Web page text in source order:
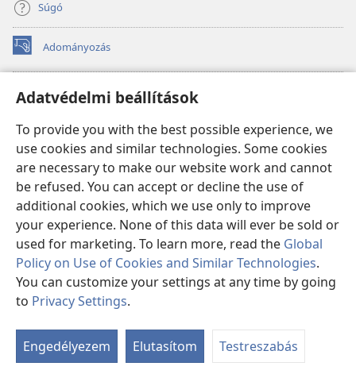
Adatvédelmi beállítások
To provide you with the best possible experience, we
use cookies and similar technologies. Some cookies
are necessary to make our website work and cannot
be refused. You can accept or decline the use of
additional cookies, which we use only to improve
your experience. None of this data will ever be sold or
used for marketing. To learn more, read the Global
Policy on Use of Cookies and Similar Technologies.
You can customize your settings at any time by going
to Privacy Settings.
Engedélyezem Elutasítom Testreszabás
Súgó
Adományozás
(opens
new
Őrtorony ONLINE KÖNYVTÁR
(opens
window)JW Hub
(opens
new
window)JW Library
Watchtower Library
Copyright© 2026 Watch Tower Bible and Tract Society of Pennsylvania.
FELHASZNÁLÁSI FELTÉTELEK
ADATVÉDELMI BEÁLLÍTÁSOK